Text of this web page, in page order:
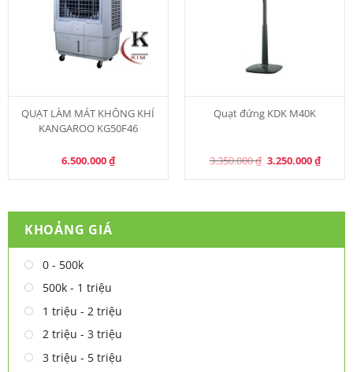
QUẠT LÀM MÁT KHÔNG KHÍ
KANGAROO KG50F46
6.500.000₫
Quạt đứng KDK M40K
3.350.000₫ Original
3.250.000₫
price
KHOẢNG GIÁ
0 - 500k
500k - 1 triệu
1 triệu - 2 triệu
2 triệu - 3 triệu
3 triệu - 5 triệu